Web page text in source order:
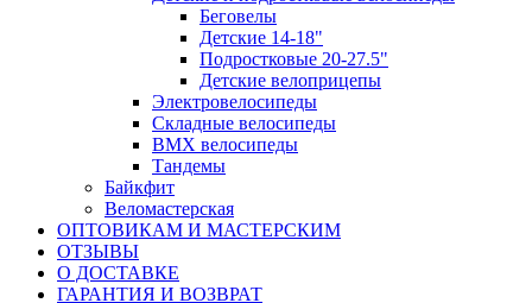
Беговелы
Детские 14-18"
Подростковые 20-27.5"
Детские велоприцепы
Электровелосипеды
Складные велосипеды
BMX велосипеды
Тандемы
Байкфит
Веломастерская
ОПТОВИКАМ И МАСТЕРСКИМ
ОТЗЫВЫ
О ДОСТАВКЕ
ГАРАНТИЯ И ВОЗВРАТ